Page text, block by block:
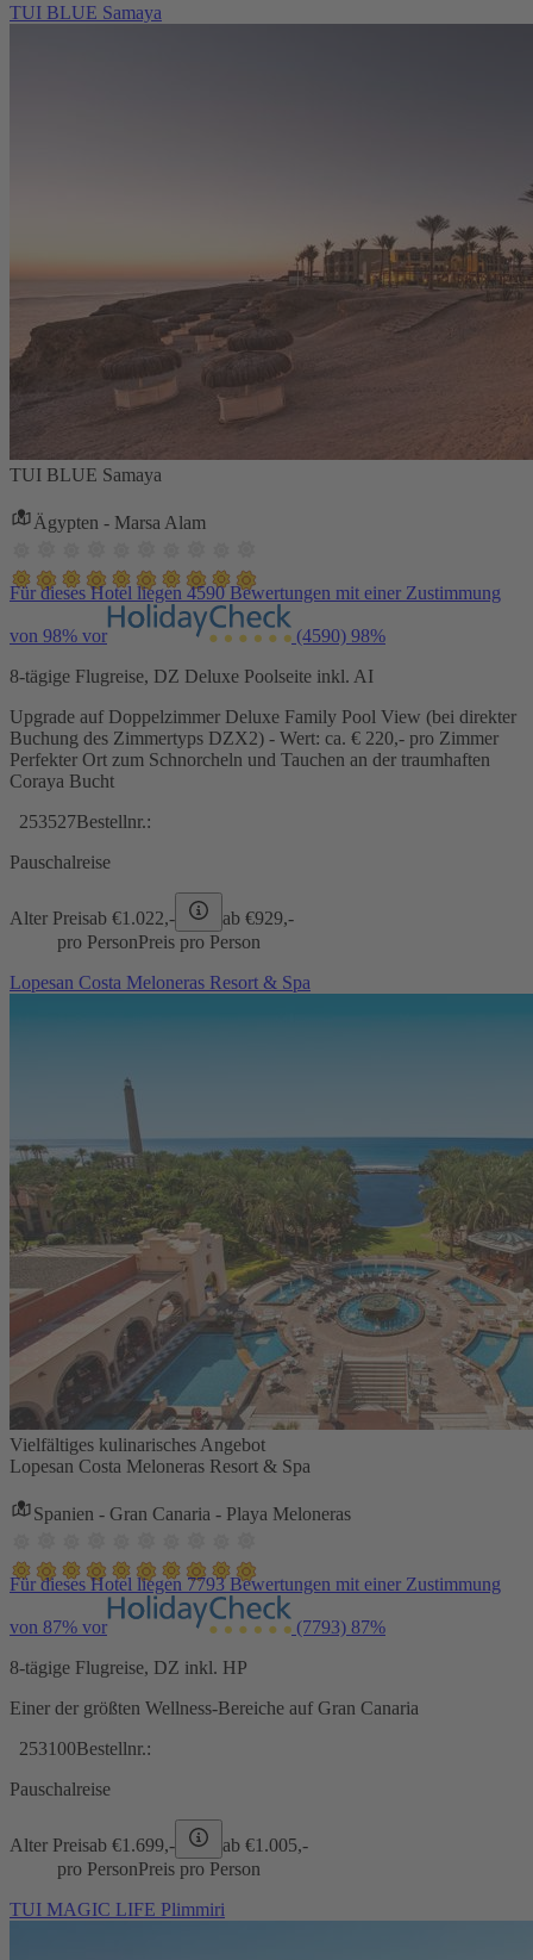
TUI BLUE Samaya
TUI BLUE Samaya
Ägypten - Marsa Alam
Für dieses Hotel liegen 4590 Bewertungen mit einer Zustimmung
von 98% vor (4590) 98%
8-tägige Flugreise, DZ Deluxe Poolseite inkl. AI
Upgrade auf Doppelzimmer Deluxe Family Pool View (bei direkter
Buchung des Zimmertyps DZX2) - Wert: ca. € 220,- pro Zimmer
Perfekter Ort zum Schnorcheln und Tauchen an der traumhaften
Coraya Bucht
253527Bestellnr.:
Pauschalreise
Alter Preisab €1.022,- ab €929,-
pro PersonPreis pro Person
Lopesan Costa Meloneras Resort & Spa
Vielfältiges kulinarisches Angebot
Lopesan Costa Meloneras Resort & Spa
Spanien - Gran Canaria - Playa Meloneras
Für dieses Hotel liegen 7793 Bewertungen mit einer Zustimmung
von 87% vor (7793) 87%
8-tägige Flugreise, DZ inkl. HP
Einer der größten Wellness-Bereiche auf Gran Canaria
253100Bestellnr.:
Pauschalreise
Alter Preisab €1.699,- ab €1.005,-
pro PersonPreis pro Person
TUI MAGIC LIFE Plimmiri